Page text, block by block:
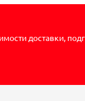
доставки,